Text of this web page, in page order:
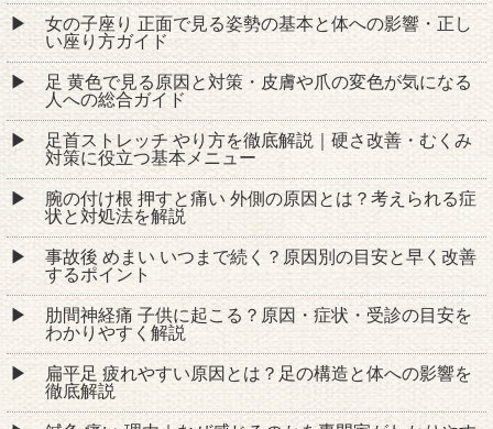
女の子座り 正面で見る姿勢の基本と体への影響・正し
い座り方ガイド
足 黄色で見る原因と対策・皮膚や爪の変色が気になる
人への総合ガイド
足首ストレッチ やり方を徹底解説｜硬さ改善・むくみ
対策に役立つ基本メニュー
腕の付け根 押すと痛い 外側の原因とは？考えられる症
状と対処法を解説
事故後 めまい いつまで続く？原因別の目安と早く改善
するポイント
肋間神経痛 子供に起こる？原因・症状・受診の目安を
わかりやすく解説
扁平足 疲れやすい原因とは？足の構造と体への影響を
徹底解説